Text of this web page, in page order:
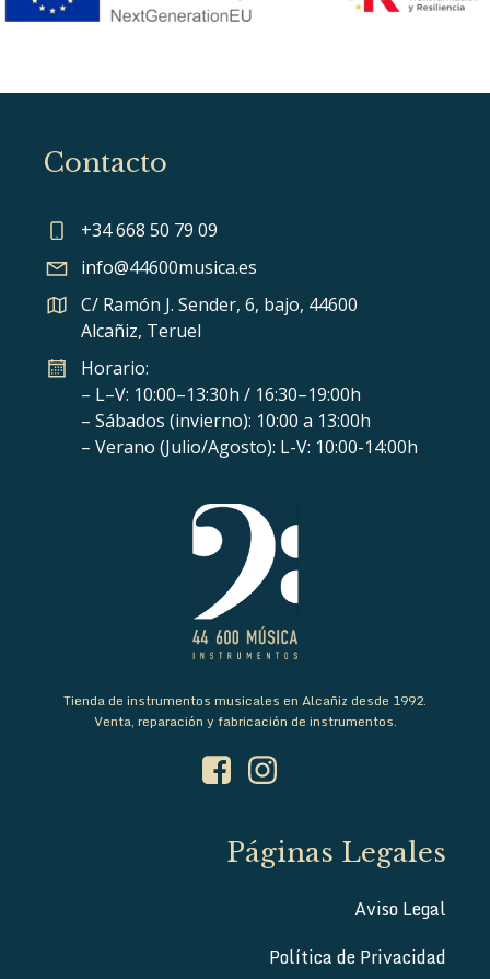
Contacto
+34 668 50 79 09
info@44600musica.es
C/ Ramón J. Sender, 6, bajo, 44600
Alcañiz, Teruel
Horario:
– L–V: 10:00–13:30h / 16:30–19:00h
– Sábados (invierno): 10:00 a 13:00h
– Verano (Julio/Agosto): L-V: 10:00-14:00h
Tienda de instrumentos musicales en Alcañiz desde 1992.
Venta, reparación y fabricación de instrumentos.
Páginas Legales
Aviso Legal
Política de Privacidad